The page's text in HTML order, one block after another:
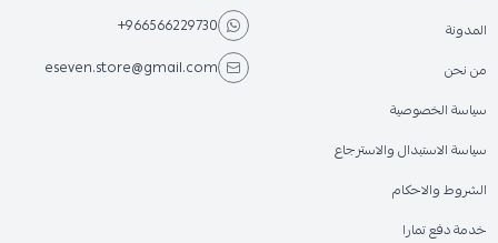
المدونة
من نحن
سياسة الخصوصية
سياسة الاستبدال والاسترجاع
الشروط والاحكام
خدمة دفع تمارا
+966566229730
eseven.store@gmail.com